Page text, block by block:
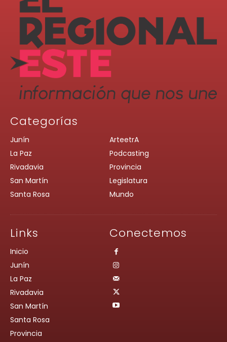
Categorías
Junín
La Paz
Rivadavia
San Martín
Santa Rosa
ArteetrA
Podcasting
Provincia
Legislatura
Mundo
Links
Inicio
Junín
La Paz
Rivadavia
San Martín
Santa Rosa
Provincia
Conectemos